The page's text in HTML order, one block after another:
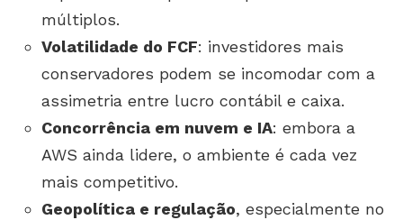
múltiplos.
Volatilidade do FCF: investidores mais
conservadores podem se incomodar com a
assimetria entre lucro contábil e caixa.
Concorrência em nuvem e IA: embora a
AWS ainda lidere, o ambiente é cada vez
mais competitivo.
Geopolítica e regulação, especialmente no